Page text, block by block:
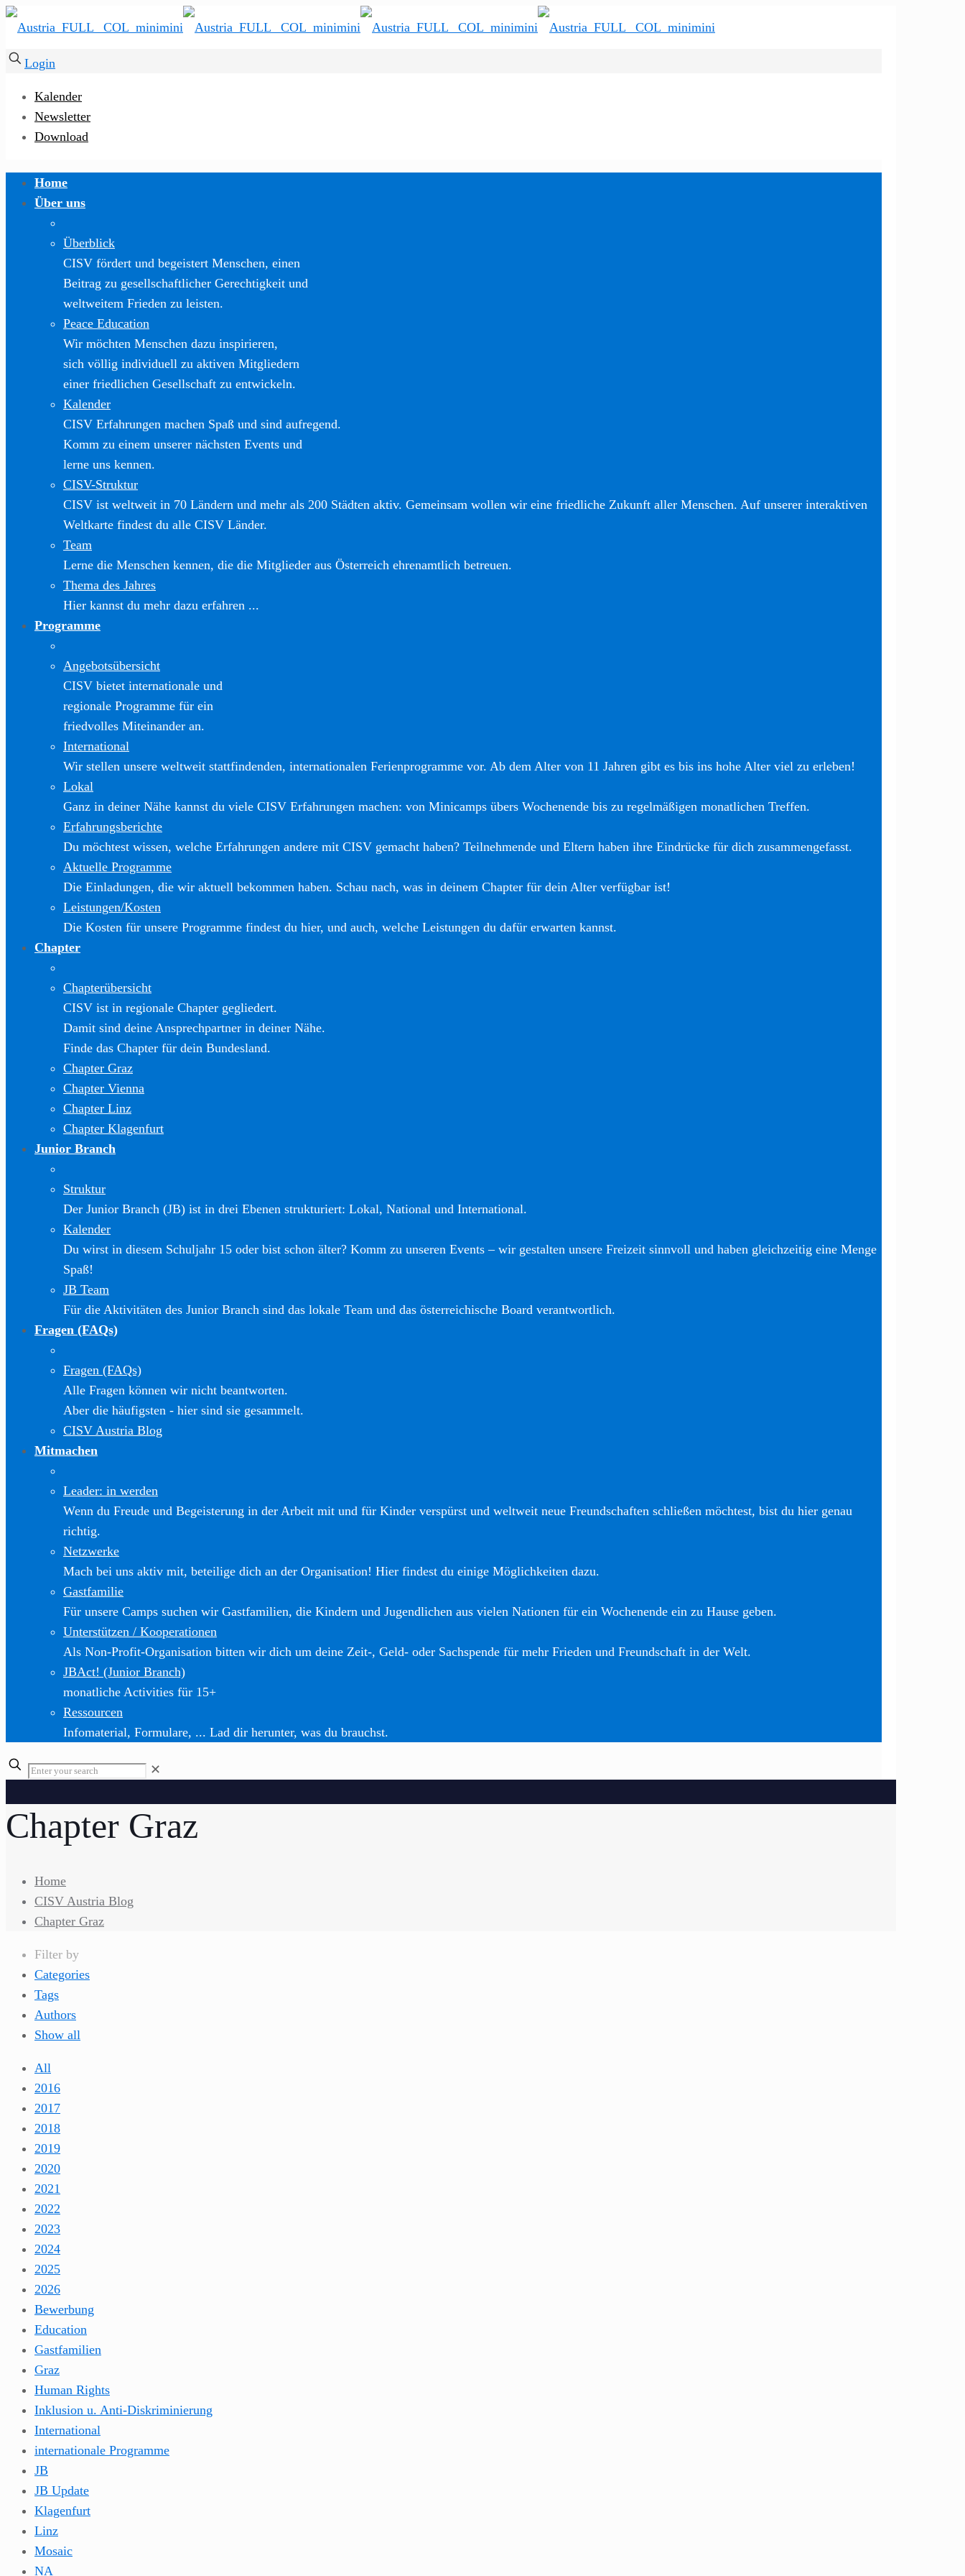
Login
Kalender
Newsletter
Download
Home
Über uns
Überblick
CISV fördert und begeistert Menschen, einen
Beitrag zu gesellschaftlicher Gerechtigkeit und
weltweitem Frieden zu leisten.
Peace Education
Wir möchten Menschen dazu inspirieren,
sich völlig individuell zu aktiven Mitgliedern
einer friedlichen Gesellschaft zu entwickeln.
Kalender
CISV Erfahrungen machen Spaß und sind aufregend.
Komm zu einem unserer nächsten Events und
lerne uns kennen.
CISV-Struktur
CISV ist weltweit in 70 Ländern und mehr als 200 Städten aktiv. Gemeinsam wollen wir eine friedliche Zukunft aller Menschen. Auf unserer interaktiven
Weltkarte findest du alle CISV Länder.
Team
Lerne die Menschen kennen, die die Mitglieder aus Österreich ehrenamtlich betreuen.
Thema des Jahres
Hier kannst du mehr dazu erfahren ...
Programme
Angebotsübersicht
CISV bietet internationale und
regionale Programme für ein
friedvolles Miteinander an.
International
Wir stellen unsere weltweit stattfindenden, internationalen Ferienprogramme vor. Ab dem Alter von 11 Jahren gibt es bis ins hohe Alter viel zu erleben!
Lokal
Ganz in deiner Nähe kannst du viele CISV Erfahrungen machen: von Minicamps übers Wochenende bis zu regelmäßigen monatlichen Treffen.
Erfahrungsberichte
Du möchtest wissen, welche Erfahrungen andere mit CISV gemacht haben? Teilnehmende und Eltern haben ihre Eindrücke für dich zusammengefasst.
Aktuelle Programme
Die Einladungen, die wir aktuell bekommen haben. Schau nach, was in deinem Chapter für dein Alter verfügbar ist!
Leistungen/Kosten
Die Kosten für unsere Programme findest du hier, und auch, welche Leistungen du dafür erwarten kannst.
Chapter
Chapterübersicht
CISV ist in regionale Chapter gegliedert.
Damit sind deine Ansprechpartner in deiner Nähe.
Finde das Chapter für dein Bundesland.
Chapter Graz
Chapter Vienna
Chapter Linz
Chapter Klagenfurt
Junior Branch
Struktur
Der Junior Branch (JB) ist in drei Ebenen strukturiert: Lokal, National und International.
Kalender
Du wirst in diesem Schuljahr 15 oder bist schon älter? Komm zu unseren Events – wir gestalten unsere Freizeit sinnvoll und haben gleichzeitig eine Menge
Spaß!
JB Team
Für die Aktivitäten des Junior Branch sind das lokale Team und das österreichische Board verantwortlich.
Fragen (FAQs)
Fragen (FAQs)
Alle Fragen können wir nicht beantworten.
Aber die häufigsten - hier sind sie gesammelt.
CISV Austria Blog
Mitmachen
Leader: in werden
Wenn du Freude und Begeisterung in der Arbeit mit und für Kinder verspürst und weltweit neue Freundschaften schließen möchtest, bist du hier genau
richtig.
Netzwerke
Mach bei uns aktiv mit, beteilige dich an der Organisation! Hier findest du einige Möglichkeiten dazu.
Gastfamilie
Für unsere Camps suchen wir Gastfamilien, die Kindern und Jugendlichen aus vielen Nationen für ein Wochenende ein zu Hause geben.
Unterstützen / Kooperationen
Als Non-Profit-Organisation bitten wir dich um deine Zeit-, Geld- oder Sachspende für mehr Frieden und Freundschaft in der Welt.
JBAct! (Junior Branch)
monatliche Activities für 15+
Ressourcen
Infomaterial, Formulare, ... Lad dir herunter, was du brauchst.
✕
Chapter Graz
Home
CISV Austria Blog
Chapter Graz
Filter by
Categories
Tags
Authors
Show all
All
2016
2017
2018
2019
2020
2021
2022
2023
2024
2025
2026
Bewerbung
Education
Gastfamilien
Graz
Human Rights
Inklusion u. Anti-Diskriminierung
International
internationale Programme
JB
JB Update
Klagenfurt
Linz
Mosaic
NA